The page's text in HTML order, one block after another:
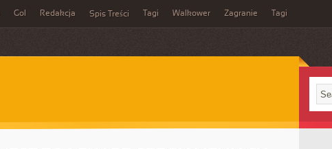
Gol Redakcja Spis Treści Tagi Walkower Zagranie Tagi